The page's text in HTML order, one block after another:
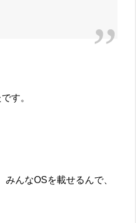
す。
んなOSを載せるんで、